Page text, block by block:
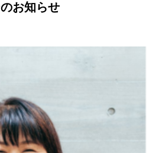
お知らせ